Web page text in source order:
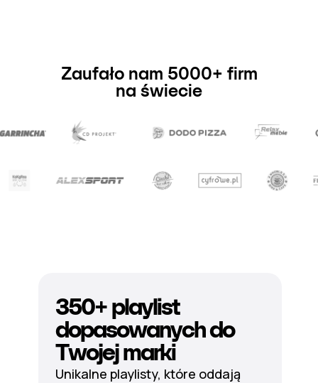
Zaufało nam 5000+ firm
na świecie
350+ playlist
dopasowanych do
Twojej marki
Unikalne playlisty, które oddają